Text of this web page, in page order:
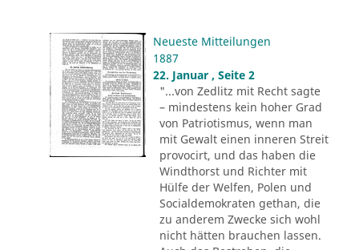
Neueste Mitteilungen
1887
22. Januar , Seite 2
"...von Zedlitz mit Recht sagte
– mindestens kein hoher Grad
von Patriotismus, wenn man
mit Gewalt einen inneren Streit
provocirt, und das haben die
Windthorst und Richter mit
Hülfe der Welfen, Polen und
Socialdemokraten gethan, die
zu anderem Zwecke sich wohl
nicht hätten brauchen lassen.